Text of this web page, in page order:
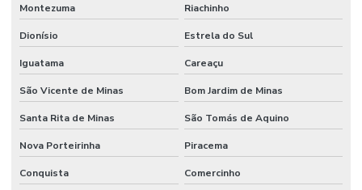
Montezuma Riachinho
Dionísio Estrela do Sul
Iguatama Careaçu
São Vicente de Minas Bom Jardim de Minas
Santa Rita de Minas São Tomás de Aquino
Nova Porteirinha Piracema
Conquista Comercinho